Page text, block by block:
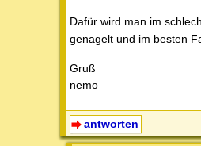
Dafür wird man im
genagelt und im besten
Gruß
nemo
antworten